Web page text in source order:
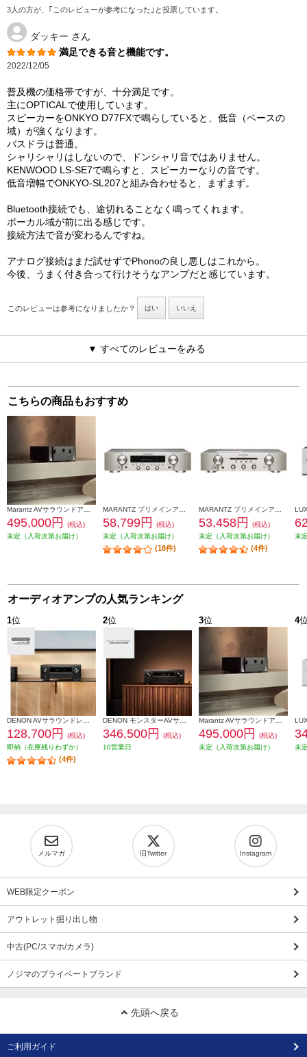
3人の方が、｢このレビューが参考になった｣と投票しています。
ダッキー さん
満足できる音と機能です。
2022/12/05
普及機の価格帯ですが、十分満足です。
主にOPTICALで使用しています。
スピーカーをONKYO D77FXで鳴らしていると、低音（ベースの
域）が強くなります。
バスドラは普通。
シャリシャリはしないので、ドンシャリ音ではありません。
KENWOOD LS-SE7で鳴らすと、スピーカーなりの音です。
低音増幅でONKYO-SL207と組み合わせると、まずまず。
Bluetooth接続でも、途切れることなく鳴ってくれます。
ボーカル域が前に出る感じです。
接続方法で音が変わるんですね。
アナログ接続はまだ試せずでPhonoの良し悪しはこれから。
今後、うまく付き合って行けそうなアンプだと感じています。
このレビューは参考になりましたか？ はい いいえ
▼ すべてのレビューをみる
こちらの商品もおすすめ
495,000円
(税込)
未定（入荷次第お届け）
58,799円
(税込)
未定（入荷次第お届け）
(18件)
53,458円
(税込)
未定（入荷次第お届け）
(4件)
未
オーディオアンプの人気ランキング
1位
128,700円
(税込)
即納（在庫残りわずか）
(4件)
2位
346,500円
(税込)
10営業日
3位
495,000円
(税込)
未定（入荷次第お届け）
4
未
メルマガ 旧Twitter Instagram
WEB限定クーポン
アウトレット掘り出し物
中古(PC/スマホ/カメラ)
ノジマのプライベートブランド
先頭へ戻る
ご利用ガイド